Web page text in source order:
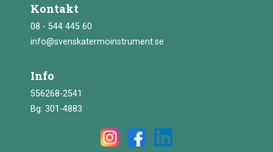
Kontakt
08 - 544 445 60
info@svenskatermoinstrument.se
Info
556268-2541
Bg: 301-4883